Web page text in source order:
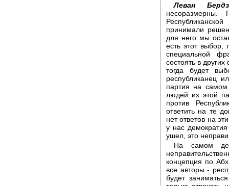
Леван
несоразмерны.
принимали
для него мы
есть этот выбор,
специальной
состоять в
тогда будет
республиканец
партия на
людей из этой
против
ответить на те
нет ответов на
у нас
ушел, это
На самом
концепция по
все авторы -
будет